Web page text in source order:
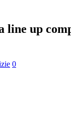
up
0